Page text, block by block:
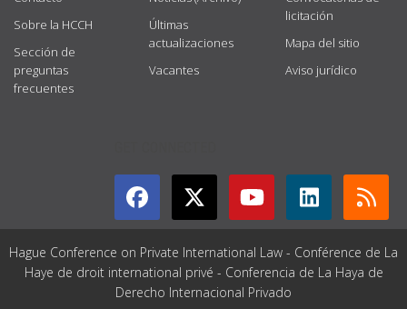
Sobre la HCCH
Sección de
preguntas
frecuentes
Últimas
actualizaciones
Vacantes
licitación
Mapa del sitio
Aviso jurídico
Hague Conference on Private International Law - Conférence de La
Haye de droit international privé - Conferencia de La Haya de
Derecho Internacional Privado